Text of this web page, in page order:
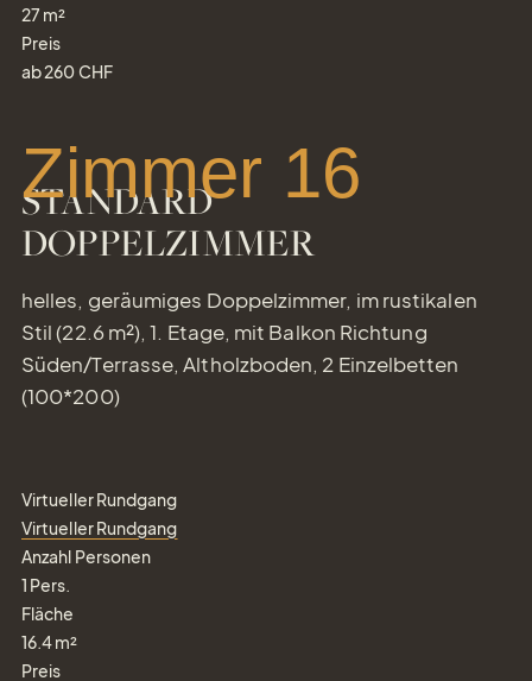
27 m²
Preis
ab260 CHF
STANDARD
DOPPELZIMMER
Zimmer 16
helles, geräumiges Doppelzimmer, im rustikalen
Stil (22.6 m²), 1. Etage, mit Balkon Richtung
Süden/Terrasse, Altholzboden, 2 Einzelbetten
(100*200)
Virtueller Rundgang
Virtueller Rundgang
Anzahl Personen
1 Pers.
Fläche
16.4m²
Preis